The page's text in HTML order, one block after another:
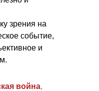
зрения на
событие,
и
война,